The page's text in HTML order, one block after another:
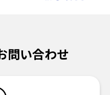
問い合わせ